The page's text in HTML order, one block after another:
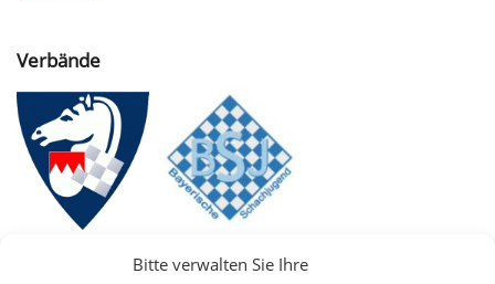
Bitte verwalten Sie Ihre
Verbände